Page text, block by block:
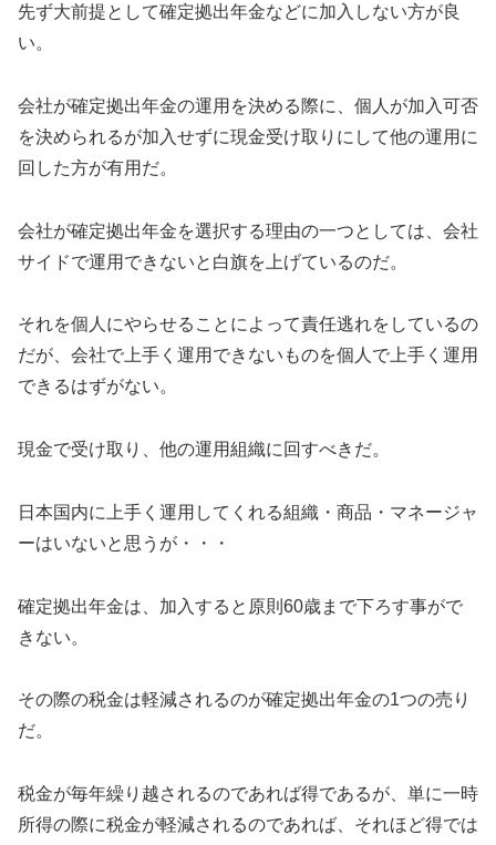
先ず大前提として確定拠出年金などに加入しない方が良
い。
会社が確定拠出年金の運用を決める際に、個人が加入可否
を決められるが加入せずに現金受け取りにして他の運用に
回した方が有用だ。
会社が確定拠出年金を選択する理由の一つとしては、会社
サイドで運用できないと白旗を上げているのだ。
それを個人にやらせることによって責任逃れをしているの
だが、会社で上手く運用できないものを個人で上手く運用
できるはずがない。
現金で受け取り、他の運用組織に回すべきだ。
日本国内に上手く運用してくれる組織・商品・マネージャ
ーはいないと思うが・・・
確定拠出年金は、加入すると原則60歳まで下ろす事がで
きない。
その際の税金は軽減されるのが確定拠出年金の1つの売り
だ。
税金が毎年繰り越されるのであれば得であるが、単に一時
所得の際に税金が軽減されるのであれば、それほど得では